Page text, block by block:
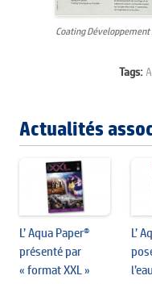
Coating
Tags:
Actualités
L’ Aqua Paper®
présenté par
« format XXL »
L’
l’eau